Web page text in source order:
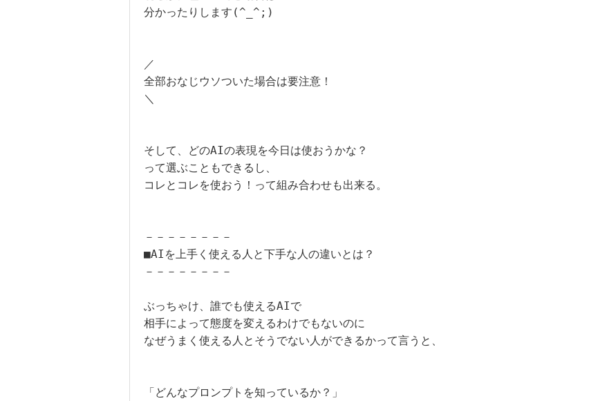
分かったりします(^_^;)
／
全部おなじウソついた場合は要注意！
＼
そして、どのAIの表現を今日は使おうかな？
って選ぶこともできるし、
コレとコレを使おう！って組み合わせも出来る。
－－－－－－－－
■AIを上手く使える人と下手な人の違いとは？
－－－－－－－－
ぶっちゃけ、誰でも使えるAIで
相手によって態度を変えるわけでもないのに
なぜうまく使える人とそうでない人ができるかって言うと、
「どんなプロンプトを知っているか？」